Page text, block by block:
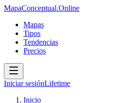
MapaConceptual.Online
Mapas
Tipos
Tendencias
Precios
Iniciar sesiónLifetime
Inicio